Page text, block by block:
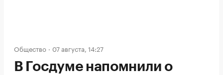
Общество 07 августа, 14:27
В Госдуме напомнили о